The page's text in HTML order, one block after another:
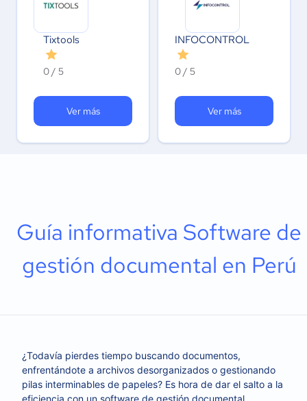
Tixtools
0 / 5
Ver más
INFOCONTROL
0 / 5
Ver más
Guía informativa Software de
gestión documental en Perú
¿Todavía pierdes tiempo buscando documentos,
enfrentándote a archivos desorganizados o gestionando
pilas interminables de papeles? Es hora de dar el salto a la
eficiencia con un software de gestión documental.